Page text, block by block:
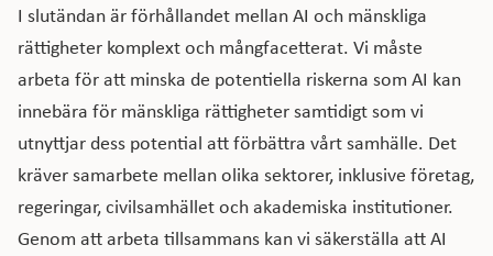
I slutändan är förhållandet mellan AI och mänskliga
rättigheter komplext och mångfacetterat. Vi måste
arbeta för att minska de potentiella riskerna som AI kan
innebära för mänskliga rättigheter samtidigt som vi
utnyttjar dess potential att förbättra vårt samhälle. Det
kräver samarbete mellan olika sektorer, inklusive företag,
regeringar, civilsamhället och akademiska institutioner.
Genom att arbeta tillsammans kan vi säkerställa att AI